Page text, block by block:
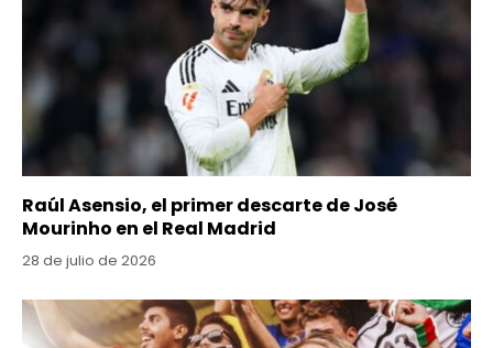
Raúl Asensio, el primer descarte de José
Mourinho en el Real Madrid
28 de julio de 2026